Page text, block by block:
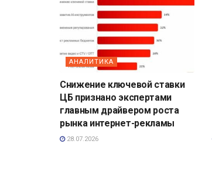
АНАЛИТИКА
Снижение ключевой ставки
ЦБ признано экспертами
главным драйвером роста
рынка интернет-рекламы
28.07.2026